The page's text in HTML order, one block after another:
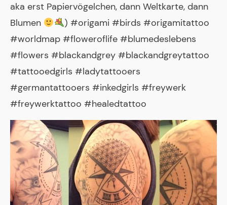
aka erst Papiervögelchen, dann Weltkarte, dann
Blumen
) #origami #birds #origamitattoo
#worldmap #floweroflife #blumedeslebens
#flowers #blackandgrey #blackandgreytattoo
#tattooedgirls #ladytattooers
#germantattooers #inkedgirls #freywerk
#freywerktattoo #healedtattoo